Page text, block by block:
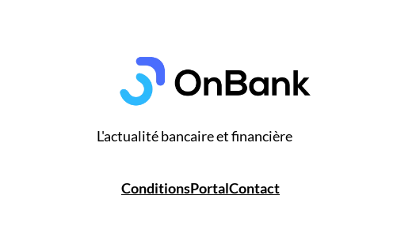
L'actualité bancaire et financière
ConditionsPortalContact